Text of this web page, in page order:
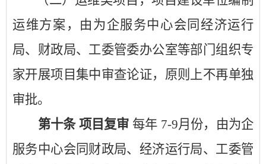
运维方案，由为企服务中心会同经济运行
局、财政局、工委管委办公室等部门组织专
家开展项目集中审查论证，原则上不再单独
审批。
第十条 项目复审 每年 7-9月份，由为企
服务中心会同财政局、经济运行局、工委管